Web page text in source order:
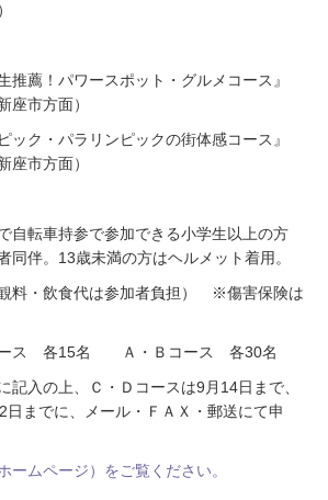
推薦！パワースポット・グルメコース』
座市方面）
ック・パラリンピックの街体感コース』
座市方面）
自転車持参で参加できる小学生以上の方
同伴。13歳未満の方はヘルメット着用。
料・飲食代は参加者負担） ※傷害保険は
ース 各15名 Ａ・Ｂコース 各30名
記入の上、Ｃ・Ｄコースは9月14日まで、
日までに、メール・ＦＡＸ・郵送にて申
ームページ）をご覧ください。